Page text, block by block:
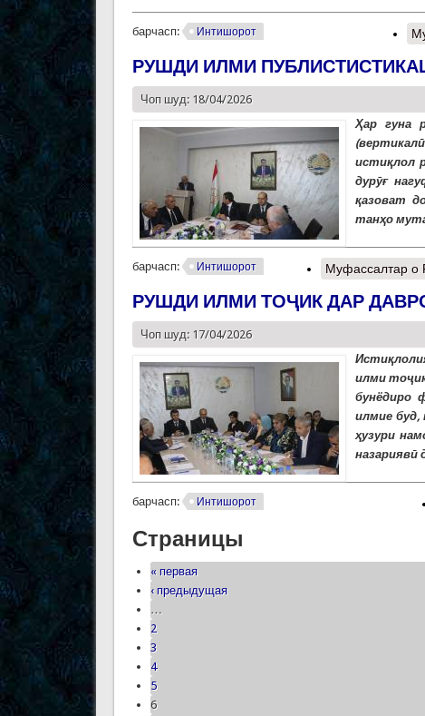
барчасп: Интишорот
РУШДИ ИЛМИ
Чоп шуд: 18/04/2026
Ҳар гуна
истиқлол
дурӯғ
қазоват
танҳо
барчасп: Интишорот Муфассалтар о
РУШДИ ИЛМИ ТОҶИК ДАР
Чоп шуд: 17/04/2026
илми
бунёдиро
илмие буд,
ҳузури
назариявӣ
барчасп: Интишорот
Страницы
« первая
‹ предыдущая
…
2
3
4
5
6